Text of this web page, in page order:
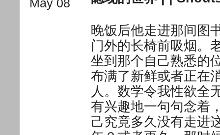
May 08
晚饭后他走进那间图
门外的长椅前吸烟。
坐到那个自己熟悉的
布满了新鲜或者正在
人。数学令我性欲全
有兴趣地一句句念着
己究竟多久没有走进